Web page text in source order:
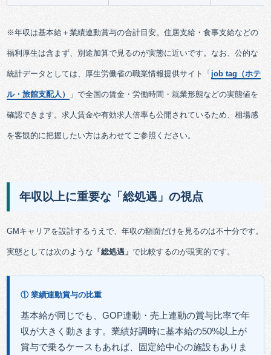
※年収は基本給＋業績連動賞与の合計目安。住居支給・食事支給などの
福利厚生は含まず、別途加算で見るのが実態に近いです。なお、公的な
統計データとしては、厚生労働省の職業情報提供サイト「job tag（ホテ
ル・旅館支配人） 」で全国の賃金・労働時間・就業形態などの実態値を
確認できます。求人賃金や有効求人倍率も公開されているため、相場感
を客観的に把握したい方はあわせてご参照ください。
年収以上に重要な「総処遇」の視点
GMキャリアを設計するうえで、年収の額面だけを見るのは不十分です。
実態としては次のような 「総処遇」で比較するのが現実的です。
① 業績連動賞与の比重
基本給が同じでも、GOP連動・売上連動の賞与比率で年
収が大きく動きます。業績好調時に基本給の50%以上が
賞与で乗るケースもあれば、固定給中心の施設もありま